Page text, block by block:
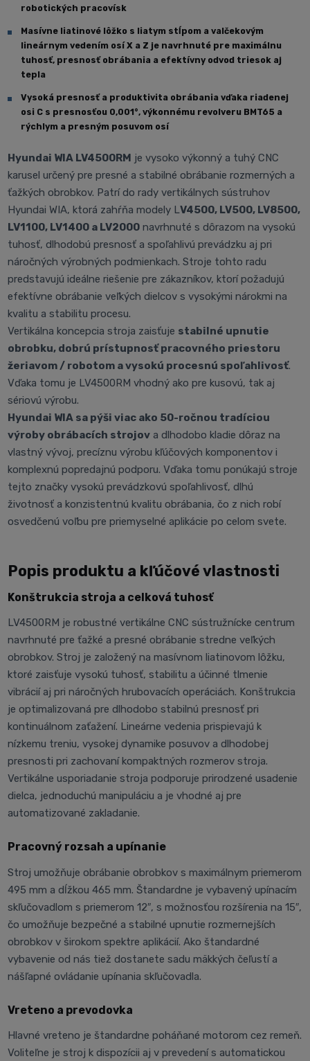
robotických pracovísk
Masívne liatinové lôžko s liatym stĺpom a valčekovým
lineárnym vedením osí X a Z je navrhnuté pre maximálnu
tuhosť, presnosť obrábania a efektívny odvod triesok aj
tepla
Vysoká presnosť a produktivita obrábania vďaka riadenej
osi C s presnosťou 0,001°, výkonnému revolveru BMT65 a
rýchlym a presným posuvom osí
Hyundai WIA LV4500RM je vysoko výkonný a tuhý CNC
karusel určený pre presné a stabilné obrábanie rozmerných a
ťažkých obrobkov. Patrí do rady vertikálnych sústruhov
Hyundai WIA, ktorá zahŕňa modely LV4500, LV500, LV8500,
LV1100, LV1400 a LV2000 navrhnuté s dôrazom na vysokú
tuhosť, dlhodobú presnosť a spoľahlivú prevádzku aj pri
náročných výrobných podmienkach. Stroje tohto radu
predstavujú ideálne riešenie pre zákazníkov, ktorí požadujú
efektívne obrábanie veľkých dielcov s vysokými nárokmi na
kvalitu a stabilitu procesu.
Vertikálna koncepcia stroja zaisťuje stabilné upnutie
obrobku, dobrú prístupnosť pracovného priestoru
žeriavom / robotom a vysokú procesnú spoľahlivosť.
Vďaka tomu je LV4500RM vhodný ako pre kusovú, tak aj
sériovú výrobu.
Hyundai WIA sa pýši viac ako 50-ročnou tradíciou
výroby obrábacích strojov a dlhodobo kladie dôraz na
vlastný vývoj, precíznu výrobu kľúčových komponentov i
komplexnú popredajnú podporu. Vďaka tomu ponúkajú stroje
tejto značky vysokú prevádzkovú spoľahlivosť, dlhú
životnosť a konzistentnú kvalitu obrábania, čo z nich robí
osvedčenú voľbu pre priemyselné aplikácie po celom svete.
Popis produktu a kľúčové vlastnosti
Konštrukcia stroja a celková tuhosť
LV4500RM je robustné vertikálne CNC sústružnícke centrum
navrhnuté pre ťažké a presné obrábanie stredne veľkých
obrobkov. Stroj je založený na masívnom liatinovom lôžku,
ktoré zaisťuje vysokú tuhosť, stabilitu a účinné tlmenie
vibrácií aj pri náročných hrubovacích operáciách. Konštrukcia
je optimalizovaná pre dlhodobo stabilnú presnosť pri
kontinuálnom zaťažení. Lineárne vedenia prispievajú k
nízkemu treniu, vysokej dynamike posuvov a dlhodobej
presnosti pri zachovaní kompaktných rozmerov stroja.
Vertikálne usporiadanie stroja podporuje prirodzené usadenie
dielca, jednoduchú manipuláciu a je vhodné aj pre
automatizované zakladanie.
Pracovný rozsah a upínanie
Stroj umožňuje obrábanie obrobkov s maximálnym priemerom
495 mm a dĺžkou 465 mm. Štandardne je vybavený upínacím
skľučovadlom s priemerom 12″, s možnosťou rozšírenia na 15″,
čo umožňuje bezpečné a stabilné upnutie rozmernejších
obrobkov v širokom spektre aplikácií. Ako štandardné
vybavenie od nás tiež dostanete sadu mäkkých čeľustí a
nášľapné ovládanie upínania skľučovadla.
Vreteno a prevodovka
Hlavné vreteno je štandardne poháňané motorom cez remeň.
Voliteľne je stroj k dispozícii aj v prevedení s automatickou